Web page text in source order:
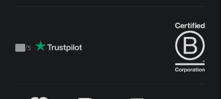
Trustpilot
/5